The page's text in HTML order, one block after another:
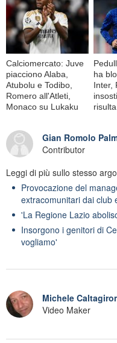
Calciomercato: Juve
piacciono Alaba,
Atubolu e Todibo,
Romero all'Atleti,
Monaco su Lukaku
ha
Inter,
Gian Romolo
Contributor
Leggi di più sullo stesso
Provocazione del
extracomunitari dai club
'La Regione Lazio
Insorgono i genitori di
vogliamo'
Michele
Video Maker